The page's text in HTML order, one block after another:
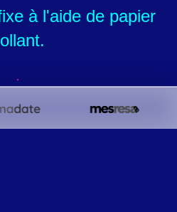
à l'aide de papier